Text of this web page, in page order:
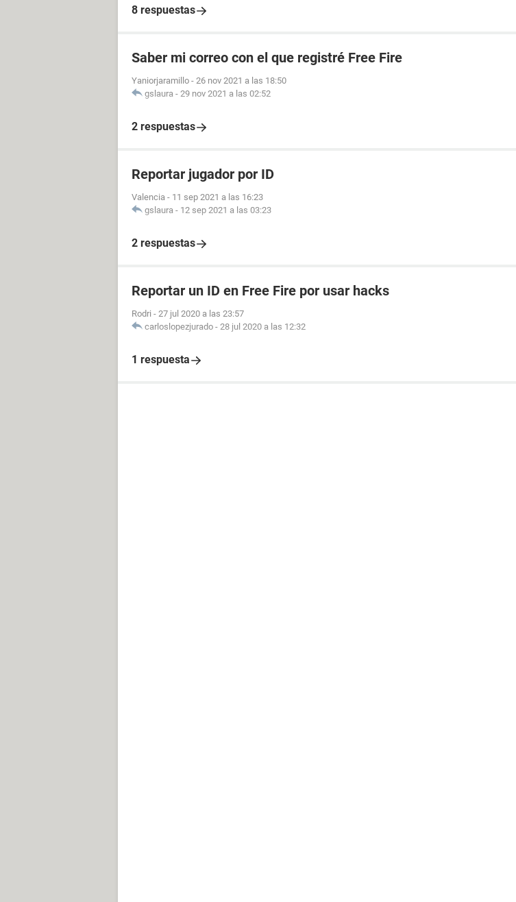
8 respuestas
Saber mi correo con el que registré Free Fire
Yaniorjaramillo - 26 nov 2021 a las 18:50
gslaura - 29 nov 2021 a las 02:52
2 respuestas
Reportar jugador por ID
Valencia - 11 sep 2021 a las 16:23
gslaura - 12 sep 2021 a las 03:23
2 respuestas
Reportar un ID en Free Fire por usar hacks
Rodri - 27 jul 2020 a las 23:57
carloslopezjurado - 28 jul 2020 a las 12:32
1 respuesta